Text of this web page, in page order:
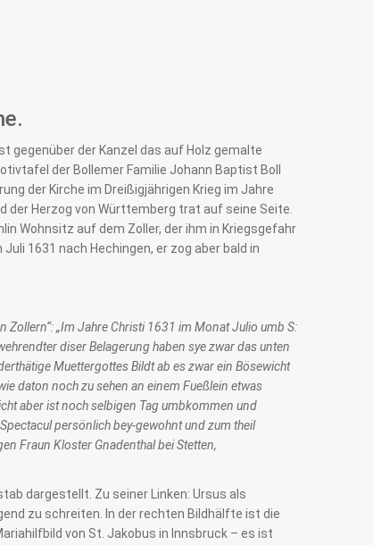
gegenüber der Kanzel das auf Holz gemalte
der Bollemer Familie Johann Baptist Boll
der Kirche im Dreißigjährigen Krieg im Jahre
der Herzog von Württemberg trat auf seine Seite.
Wohnsitz auf dem Zoller, der ihm in Kriegsgefahr
1631 nach Hechingen, er zog aber bald in
„Im Jahre Christi 1631 im Monat Julio umb S:
diser Belagerung haben sye zwar das unten
Muettergottes Bildt ab es zwar ein Bösewicht
daton noch zu sehen an einem Fueßlein etwas
aber ist noch selbigen Tag umbkommen und
persönlich bey-gewohnt und zum theil
Fraun Kloster Gnadenthal bei Stetten,
dargestellt. Zu seiner Linken: Ursus als
zu schreiten. In der rechten Bildhälfte ist die
von St. Jakobus in Innsbruck – es ist